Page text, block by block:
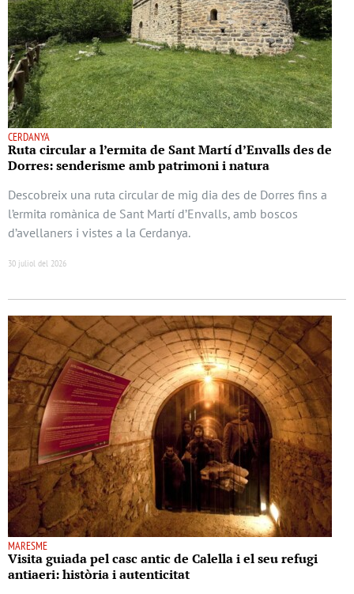
CERDANYA
Ruta circular a l’ermita de Sant Martí d’Envalls des de
Dorres: senderisme amb patrimoni i natura
Descobreix una ruta circular de mig dia des de Dorres fins a
l’ermita romànica de Sant Martí d’Envalls, amb boscos
d’avellaners i vistes a la Cerdanya.
30 juliol del 2026
MARESME
Visita guiada pel casc antic de Calella i el seu refugi
antiaeri: història i autenticitat